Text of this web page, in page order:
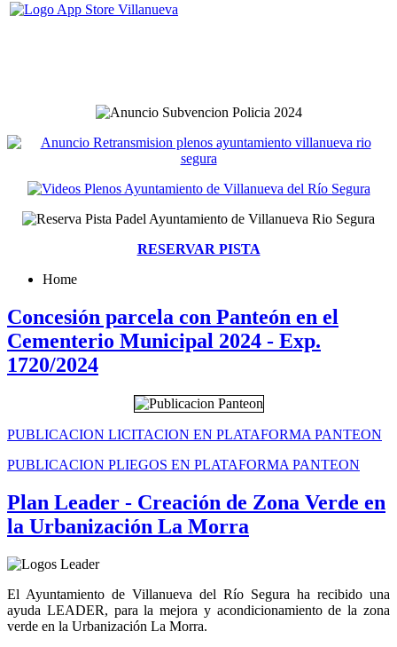
RESERVAR PISTA
Home
Concesión parcela con Panteón en el
Cementerio Municipal 2024 - Exp.
1720/2024
PUBLICACION LICITACION EN PLATAFORMA PANTEON
PUBLICACION PLIEGOS EN PLATAFORMA PANTEON
Plan Leader - Creación de Zona Verde en
la Urbanización La Morra
El Ayuntamiento de Villanueva del Río Segura ha recibido una
ayuda LEADER, para la mejora y acondicionamiento de la zona
verde en la Urbanización La Morra.